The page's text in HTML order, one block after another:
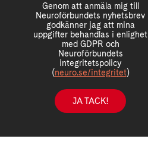
Genom att anmäla mig till
Neuroförbundets nyhetsbrev
godkänner jag att mina
uppgifter behandlas i enlighet
med GDPR och
Neuroförbundets
integritetspolicy
(neuro.se/integritet)
JA TACK!